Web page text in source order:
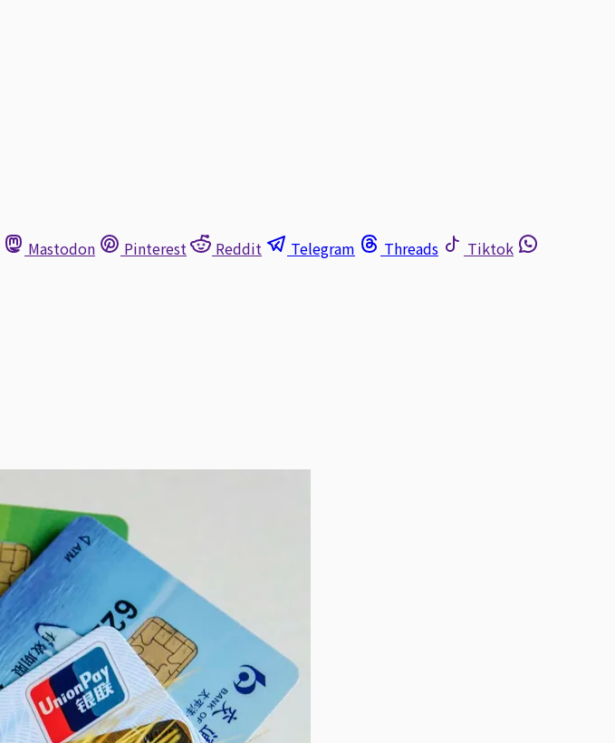
Mastodon Pinterest Reddit Telegram Threads
Tiktok